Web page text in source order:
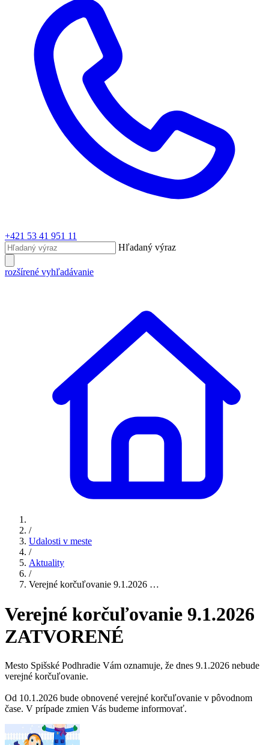
+421 53 41 951 11
Hľadaný výraz
rozšírené vyhľadávanie
/
Udalosti v meste
/
Aktuality
/
Verejné korčuľovanie 9.1.2026 …
Verejné korčuľovanie 9.1.2026
ZATVORENÉ
Mesto Spišské Podhradie Vám oznamuje, že dnes 9.1.2026 nebude
verejné korčuľovanie.
Od 10.1.2026 bude obnovené verejné korčuľovanie v pôvodnom
čase. V prípade zmien Vás budeme informovať.